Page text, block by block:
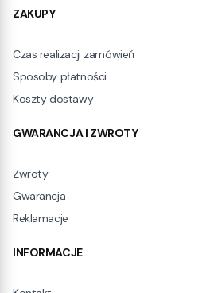
ZAKUPY
Czas realizacji zamówień
Sposoby płatności
Koszty dostawy
GWARANCJA I ZWROTY
Zwroty
Gwarancja
Reklamacje
INFORMACJE